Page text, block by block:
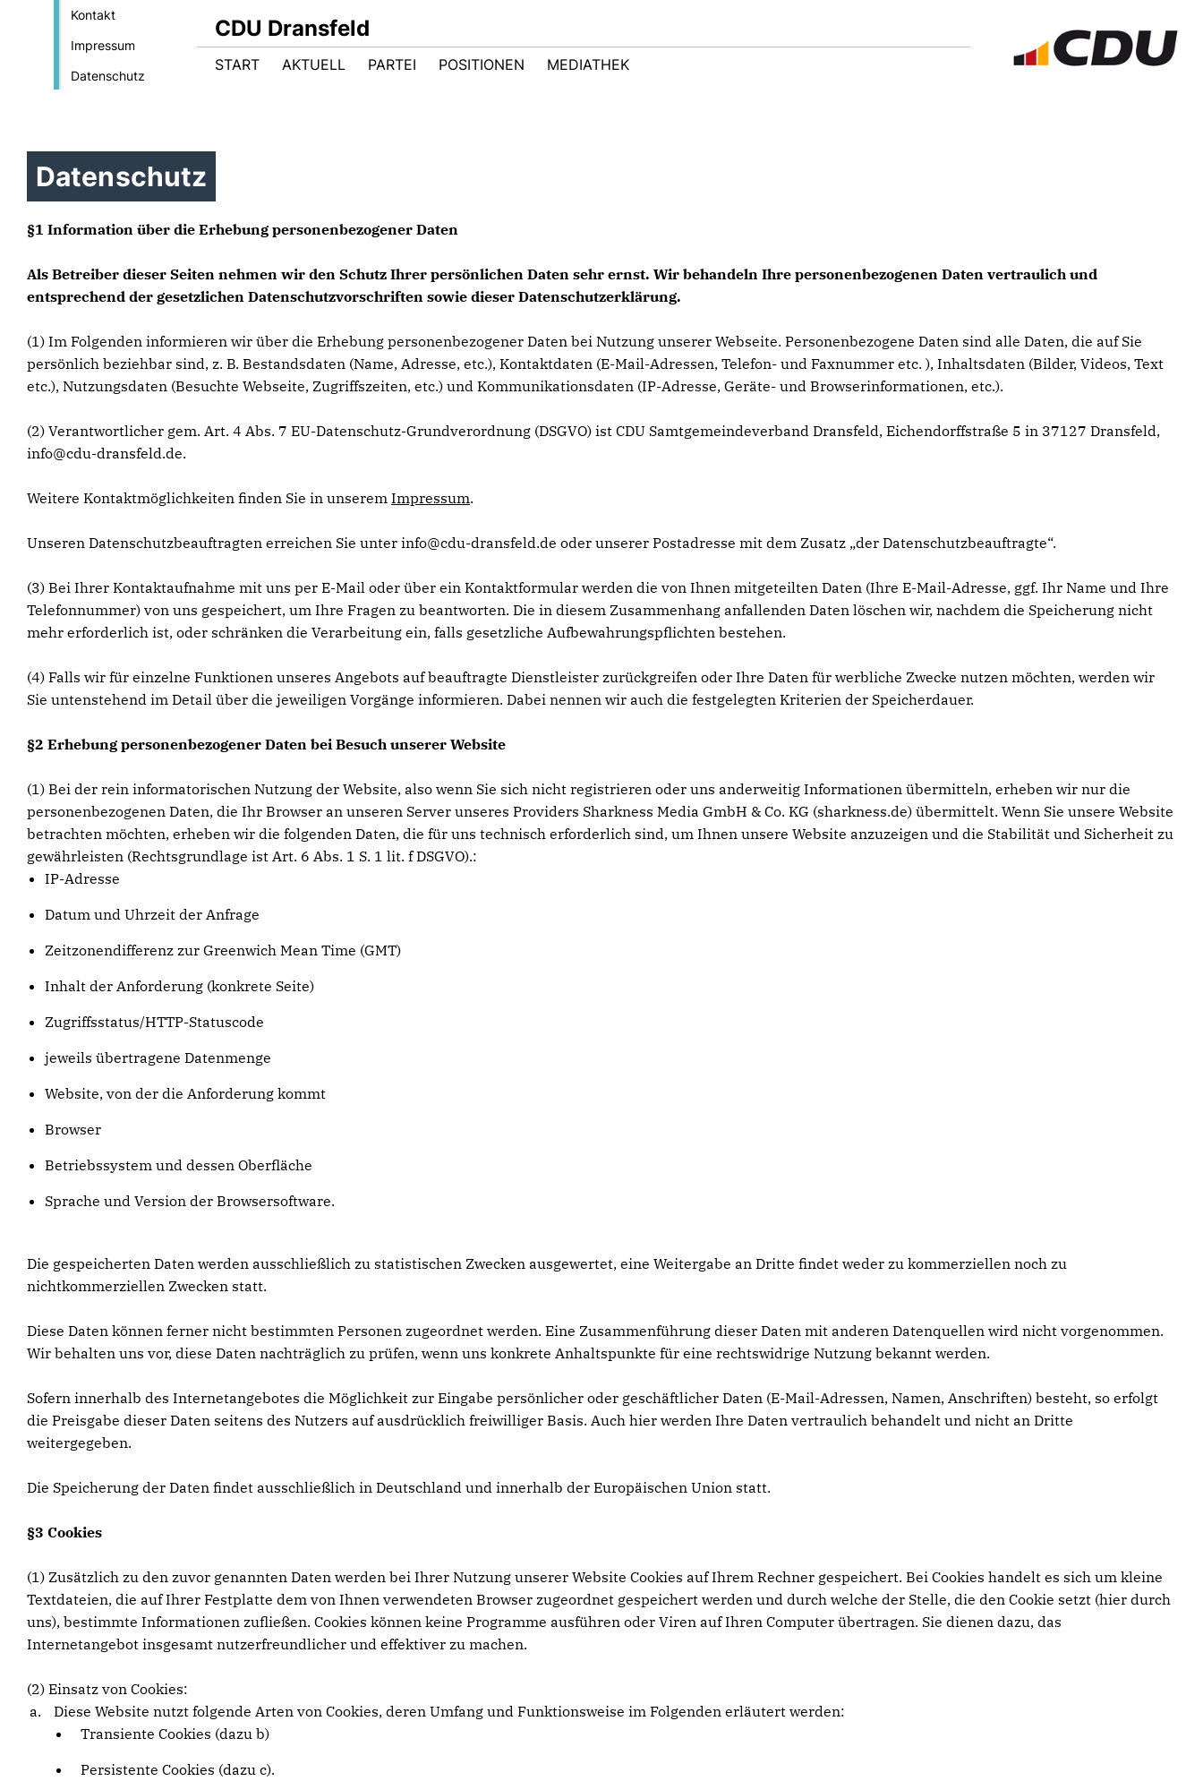
Kontakt
Impressum
Datenschutz
CDU Dransfeld
START AKTUELL PARTEI POSITIONEN MEDIATHEK
Datenschutz
§1 Information über die Erhebung personenbezogener Daten
Als Betreiber dieser Seiten nehmen wir den Schutz Ihrer persönlichen Daten sehr ernst. Wir behandeln Ihre personenbezogenen Daten vertraulich und
entsprechend der gesetzlichen Datenschutzvorschriften sowie dieser Datenschutzerklärung.
(1) Im Folgenden informieren wir über die Erhebung personenbezogener Daten bei Nutzung unserer Webseite. Personenbezogene Daten sind alle Daten, die auf Sie
persönlich beziehbar sind, z. B. Bestandsdaten (Name, Adresse, etc.), Kontaktdaten (E-Mail-Adressen, Telefon- und Faxnummer etc. ), Inhaltsdaten (Bilder, Videos, Text
etc.), Nutzungsdaten (Besuchte Webseite, Zugriffszeiten, etc.) und Kommunikationsdaten (IP-Adresse, Geräte- und Browserinformationen, etc.).
(2) Verantwortlicher gem. Art. 4 Abs. 7 EU-Datenschutz-Grundverordnung (DSGVO) ist CDU Samtgemeindeverband Dransfeld, Eichendorffstraße 5 in 37127 Dransfeld,
info@cdu-dransfeld.de.
Weitere Kontaktmöglichkeiten finden Sie in unserem Impressum.
Unseren Datenschutzbeauftragten erreichen Sie unter info@cdu-dransfeld.de oder unserer Postadresse mit dem Zusatz „der Datenschutzbeauftragte“.
(3) Bei Ihrer Kontaktaufnahme mit uns per E-Mail oder über ein Kontaktformular werden die von Ihnen mitgeteilten Daten (Ihre E-Mail-Adresse, ggf. Ihr Name und Ihre
Telefonnummer) von uns gespeichert, um Ihre Fragen zu beantworten. Die in diesem Zusammenhang anfallenden Daten löschen wir, nachdem die Speicherung nicht
mehr erforderlich ist, oder schränken die Verarbeitung ein, falls gesetzliche Aufbewahrungspflichten bestehen.
(4) Falls wir für einzelne Funktionen unseres Angebots auf beauftragte Dienstleister zurückgreifen oder Ihre Daten für werbliche Zwecke nutzen möchten, werden wir
Sie untenstehend im Detail über die jeweiligen Vorgänge informieren. Dabei nennen wir auch die festgelegten Kriterien der Speicherdauer.
§2 Erhebung personenbezogener Daten bei Besuch unserer Website
(1) Bei der rein informatorischen Nutzung der Website, also wenn Sie sich nicht registrieren oder uns anderweitig Informationen übermitteln, erheben wir nur die
personenbezogenen Daten, die Ihr Browser an unseren Server unseres Providers Sharkness Media GmbH & Co. KG (sharkness.de) übermittelt. Wenn Sie unsere Website
betrachten möchten, erheben wir die folgenden Daten, die für uns technisch erforderlich sind, um Ihnen unsere Website anzuzeigen und die Stabilität und Sicherheit zu
gewährleisten (Rechtsgrundlage ist Art. 6 Abs. 1 S. 1 lit. f DSGVO).:
IP-Adresse
Datum und Uhrzeit der Anfrage
Zeitzonendifferenz zur Greenwich Mean Time (GMT)
Inhalt der Anforderung (konkrete Seite)
Zugriffsstatus/HTTP-Statuscode
jeweils übertragene Datenmenge
Website, von der die Anforderung kommt
Browser
Betriebssystem und dessen Oberfläche
Sprache und Version der Browsersoftware.
Die gespeicherten Daten werden ausschließlich zu statistischen Zwecken ausgewertet, eine Weitergabe an Dritte findet weder zu kommerziellen noch zu
nichtkommerziellen Zwecken statt.
Diese Daten können ferner nicht bestimmten Personen zugeordnet werden. Eine Zusammenführung dieser Daten mit anderen Datenquellen wird nicht vorgenommen.
Wir behalten uns vor, diese Daten nachträglich zu prüfen, wenn uns konkrete Anhaltspunkte für eine rechtswidrige Nutzung bekannt werden.
Sofern innerhalb des Internetangebotes die Möglichkeit zur Eingabe persönlicher oder geschäftlicher Daten (E-Mail-Adressen, Namen, Anschriften) besteht, so erfolgt
die Preisgabe dieser Daten seitens des Nutzers auf ausdrücklich freiwilliger Basis. Auch hier werden Ihre Daten vertraulich behandelt und nicht an Dritte
weitergegeben.
Die Speicherung der Daten findet ausschließlich in Deutschland und innerhalb der Europäischen Union statt.
§3 Cookies
(1) Zusätzlich zu den zuvor genannten Daten werden bei Ihrer Nutzung unserer Website Cookies auf Ihrem Rechner gespeichert. Bei Cookies handelt es sich um kleine
Textdateien, die auf Ihrer Festplatte dem von Ihnen verwendeten Browser zugeordnet gespeichert werden und durch welche der Stelle, die den Cookie setzt (hier durch
uns), bestimmte Informationen zufließen. Cookies können keine Programme ausführen oder Viren auf Ihren Computer übertragen. Sie dienen dazu, das
Internetangebot insgesamt nutzerfreundlicher und effektiver zu machen.
(2) Einsatz von Cookies:
Diese Website nutzt folgende Arten von Cookies, deren Umfang und Funktionsweise im Folgenden erläutert werden:
Transiente Cookies (dazu b)
Persistente Cookies (dazu c).